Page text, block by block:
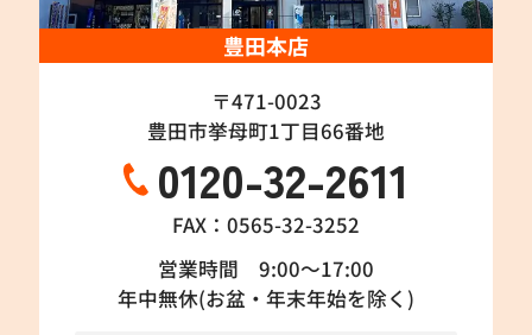
豊田本店
〒471-0023
豊田市挙母町1丁目66番地
0120-32-2611
FAX：0565-32-3252
営業時間 9:00～17:00
年中無休(お盆・年末年始を除く)